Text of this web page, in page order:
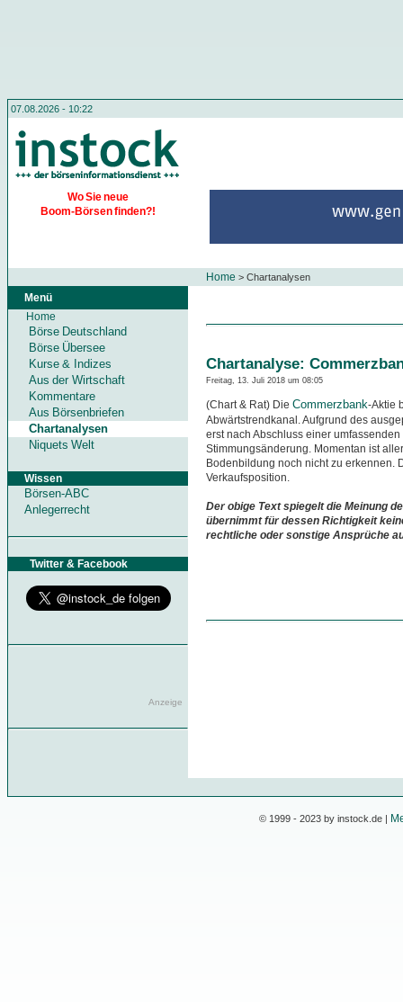
07.08.2026 - 10:22
Wo Sie neue
Boom-Börsen finden?!
Home > Chartanalysen
Menü
Home
Börse Deutschland
Börse Übersee
Kurse & Indizes
Aus der Wirtschaft
Kommentare
Aus Börsenbriefen
Chartanalysen
Niquets Welt
Wissen
Börsen-ABC
Anlegerrecht
Twitter & Facebook
Anzeige
Chartanalyse:
Freitag, 13. Juli 2018 um 08:05
(Chart & Rat) Die Commerzbank-Aktie
Abwärtstrendkanal. Aufgrund des
erst nach Abschluss einer
Stimmungsänderung. Momentan ist
Bodenbildung noch nicht zu erkennen.
Verkaufsposition.
Der obige Text spiegelt die Meinung
übernimmt für dessen Richtigkeit
rechtliche oder sonstige Ansprüche
© 1999 - 2023 by instock.de |